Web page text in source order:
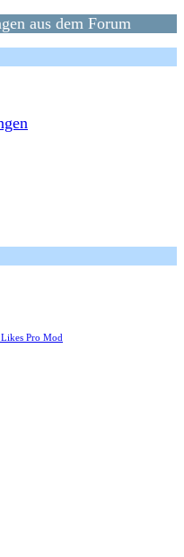
aus dem Forum
Pro Mod